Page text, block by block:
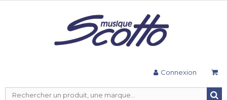
Connexion